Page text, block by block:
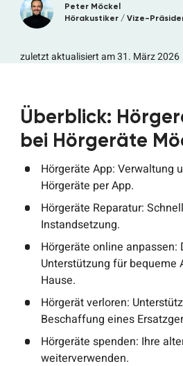
Peter Möckel
Hörakustiker / Vize-
zuletzt aktualisiert am 31. März 2026
Überblick:
bei Hörgeräte
Hörgeräte App: Verwaltung
Hörgeräte per App.
Hörgeräte Reparatur:
Instandsetzung.
Hörgeräte online anpassen:
Unterstützung für bequeme
Hause.
Hörgerät verloren:
Beschaffung eines
Hörgeräte spenden: Ihre
weiterverwenden.